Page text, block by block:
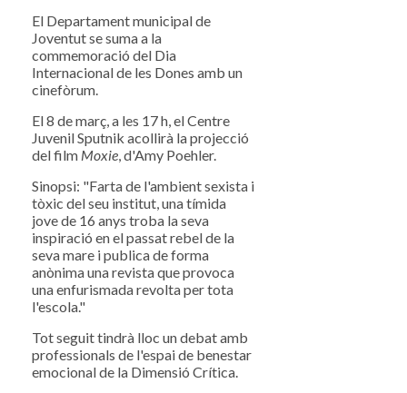
El Departament municipal de
Joventut se suma a la
commemoració del Dia
Internacional de les Dones amb un
cinefòrum.
El 8 de març, a les 17 h, el Centre
Juvenil Sputnik acollirà la projecció
del film Moxie, d'Amy Poehler.
Sinopsi: "Farta de l'ambient sexista i
tòxic del seu institut, una tímida
jove de 16 anys troba la seva
inspiració en el passat rebel de la
seva mare i publica de forma
anònima una revista que provoca
una enfurismada revolta per tota
l'escola."
Tot seguit tindrà lloc un debat amb
professionals de l'espai de benestar
emocional de la Dimensió Crítica.